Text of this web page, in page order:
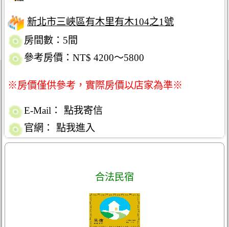
新北市三峽區有木里有木104之1號
房間數：5間
參考房價：NT$ 4200～5800
※房價僅供參考，實際房價以店家為準※
E-Mail：
點我寄信
官網：
點我進入
合法民宿